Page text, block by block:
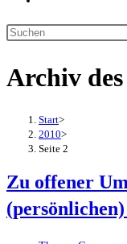
Archiv
Start>
2010>
Seite 2
Zu offener